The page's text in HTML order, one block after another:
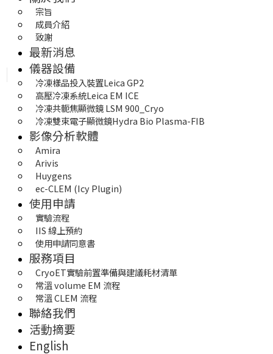
宗旨
成員介紹
致謝
最新消息
儀器設備
冷凍樣品投入裝置Leica GP2
高壓冷凍系統Leica EM ICE
冷凍共軛焦顯微鏡 LSM 900_Cryo
冷凍雙束電子顯微鏡Hydra Bio Plasma-FIB
影像分析軟體
Amira
Arivis
Huygens
ec-CLEM (Icy Plugin)
使用申請
實驗流程
IIS 線上預約
使用申請同意書
服務項目
CryoET實驗前置準備與建議耗材清單
常溫 volume EM 流程
常溫 CLEM 流程
聯絡我們
活動摘要
English